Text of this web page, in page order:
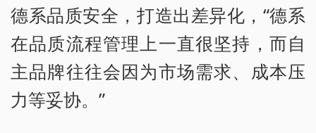
德系品质安全，打造出差异化，“德系
在品质流程管理上一直很坚持，而自
主品牌往往会因为市场需求、成本压
力等妥协。”